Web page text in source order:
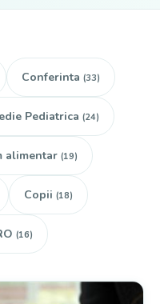
Conferinta (33)
Pediatrica (24)
alimentar (19)
Copii (18)
(16)